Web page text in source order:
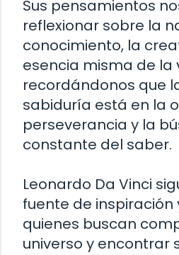
Sus pensamientos
reflexionar sobre la
conocimiento, la
esencia misma de la
recordándonos que
sabiduría está en la
perseverancia y la
constante del saber.
Leonardo Da Vinci
fuente de inspiración
quienes buscan
universo y encontrar